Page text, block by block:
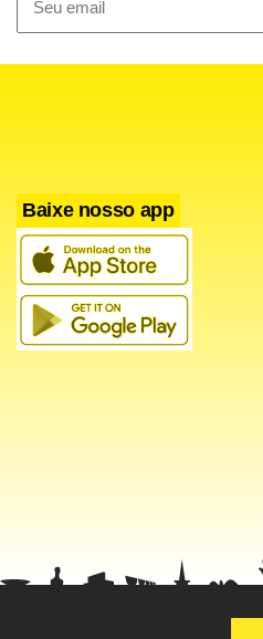
Baixe nosso app